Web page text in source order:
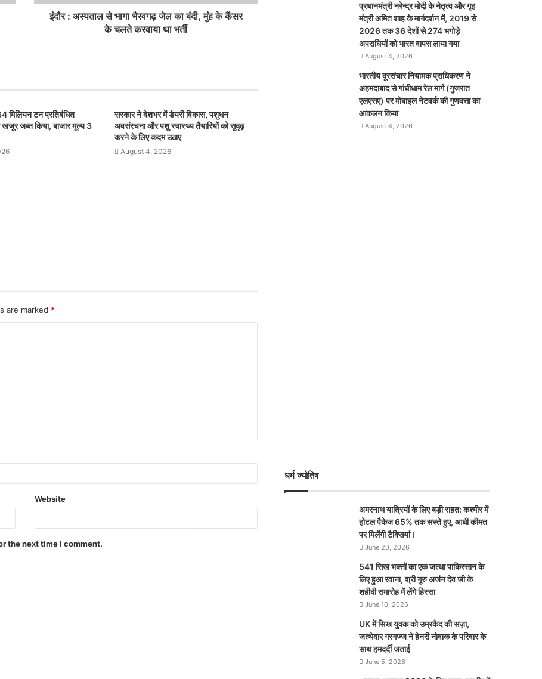
इंदौर : अस्पताल से भागा भैरवगढ़ जेल का बंदी, मुंह के कैंसर
के चलते करवाया था भर्ती
टन प्रतिबंधित
खजूर जब्त किया, बाजार मूल्य 3
सरकार ने देशभर में डेयरी विकास, पशुधन
अवसंरचना और पशु स्वास्थ्य तैयारियों को सुदृढ़
करने के लिए कदम उठाए
August 4, 2026
are marked *
Website
the next time I comment.
प्रधानमंत्री नरेन्द्र मोदी के नेतृत्व और गृह
मंत्री अमित शाह के मार्गदर्शन में, 2019 से
2026 तक 36 देशों से 274 भगोड़े
अपराधियों को भारत वापस लाया गया
August 4, 2026
भारतीय दूरसंचार नियामक प्राधिकरण ने
अहमदाबाद से गांधीधाम रेल मार्ग (गुजरात
एलएसए) पर मोबाइल नेटवर्क की गुणवत्ता का
आकलन किया
August 4, 2026
धर्म ज्योतिष
अमरनाथ यात्रियों के लिए बड़ी राहत: कश्मीर में
होटल पैकेज 65% तक सस्ते हुए, आधी कीमत
पर मिलेंगी टैक्सियां।
June 20, 2026
541 सिख भक्तों का एक जत्था पाकिस्तान के
लिए हुआ रवाना, श्री गुरु अर्जन देव जी के
शहीदी समारोह में लेंगे हिस्सा
June 10, 2026
UK में सिख युवक को उम्रकैद की सज़ा,
जत्थेदार गरगज्ज ने हेनरी नोवाक के परिवार के
साथ हमदर्दी जताई
June 5, 2026